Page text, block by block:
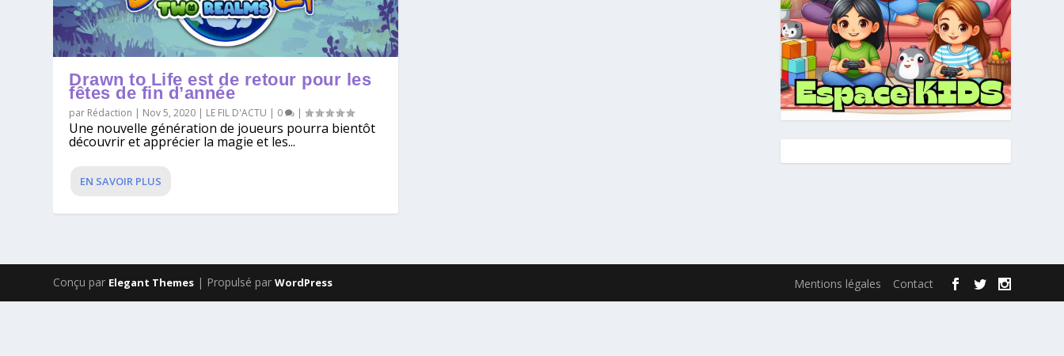
Drawn to Life est de retour pour les
fêtes de fin d’année
par Rédaction | Nov 5, 2020 | LE FIL D'ACTU | 0 |
Une nouvelle génération de joueurs pourra bientôt
découvrir et apprécier la magie et les...
EN SAVOIR PLUS
Conçu par Elegant Themes | Propulsé parWordPress Mentions légales Contact